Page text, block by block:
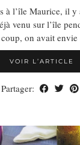
à l’île Maurice, il
venu sur l’île
on avait
VOIR L’ARTICLE
Partager: